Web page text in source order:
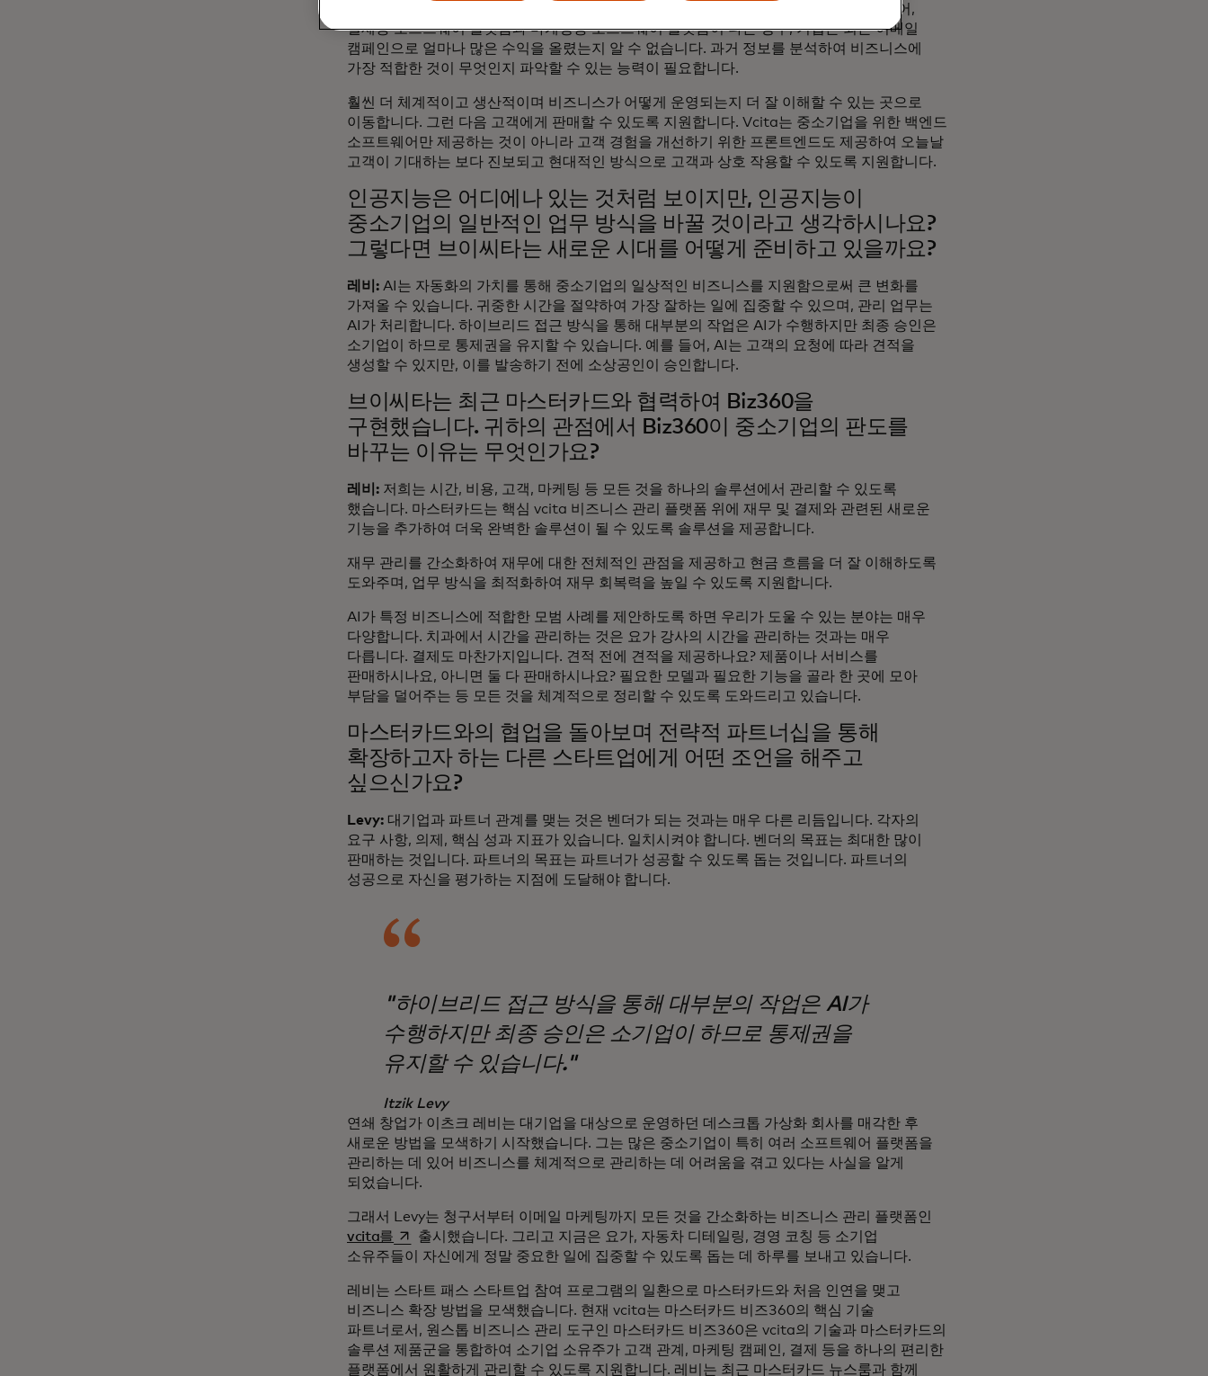
다른 시스템을 사용하게 되고 주요 데이터를 안정적으로 추적할 수 없게 됩니다. 예를 들어,
결제용 소프트웨어 플랫폼과 마케팅용 소프트웨어 플랫폼이 다른 경우, 기업은 최근 이메일
캠페인으로 얼마나 많은 수익을 올렸는지 알 수 없습니다. 과거 정보를 분석하여 비즈니스에
가장 적합한 것이 무엇인지 파악할 수 있는 능력이 필요합니다.
훨씬 더 체계적이고 생산적이며 비즈니스가 어떻게 운영되는지 더 잘 이해할 수 있는 곳으로
이동합니다. 그런 다음 고객에게 판매할 수 있도록 지원합니다. Vcita는 중소기업을 위한 백엔드
소프트웨어만 제공하는 것이 아니라 고객 경험을 개선하기 위한 프론트엔드도 제공하여 오늘날
고객이 기대하는 보다 진보되고 현대적인 방식으로 고객과 상호 작용할 수 있도록 지원합니다.
인공지능은 어디에나 있는 것처럼 보이지만, 인공지능이
중소기업의 일반적인 업무 방식을 바꿀 것이라고 생각하시나요?
그렇다면 브이씨타는 새로운 시대를 어떻게 준비하고 있을까요?
레비: AI는 자동화의 가치를 통해 중소기업의 일상적인 비즈니스를 지원함으로써 큰 변화를
가져올 수 있습니다. 귀중한 시간을 절약하여 가장 잘하는 일에 집중할 수 있으며, 관리 업무는
AI가 처리합니다. 하이브리드 접근 방식을 통해 대부분의 작업은 AI가 수행하지만 최종 승인은
소기업이 하므로 통제권을 유지할 수 있습니다. 예를 들어, AI는 고객의 요청에 따라 견적을
생성할 수 있지만, 이를 발송하기 전에 소상공인이 승인합니다.
브이씨타는 최근 마스터카드와 협력하여 Biz360을
구현했습니다. 귀하의 관점에서 Biz360이 중소기업의 판도를
바꾸는 이유는 무엇인가요?
레비: 저희는 시간, 비용, 고객, 마케팅 등 모든 것을 하나의 솔루션에서 관리할 수 있도록
했습니다. 마스터카드는 핵심 vcita 비즈니스 관리 플랫폼 위에 재무 및 결제와 관련된 새로운
기능을 추가하여 더욱 완벽한 솔루션이 될 수 있도록 솔루션을 제공합니다.
재무 관리를 간소화하여 재무에 대한 전체적인 관점을 제공하고 현금 흐름을 더 잘 이해하도록
도와주며, 업무 방식을 최적화하여 재무 회복력을 높일 수 있도록 지원합니다.
AI가 특정 비즈니스에 적합한 모범 사례를 제안하도록 하면 우리가 도울 수 있는 분야는 매우
다양합니다. 치과에서 시간을 관리하는 것은 요가 강사의 시간을 관리하는 것과는 매우
다릅니다. 결제도 마찬가지입니다. 견적 전에 견적을 제공하나요? 제품이나 서비스를
판매하시나요, 아니면 둘 다 판매하시나요? 필요한 모델과 필요한 기능을 골라 한 곳에 모아
부담을 덜어주는 등 모든 것을 체계적으로 정리할 수 있도록 도와드리고 있습니다.
마스터카드와의 협업을 돌아보며 전략적 파트너십을 통해
확장하고자 하는 다른 스타트업에게 어떤 조언을 해주고
싶으신가요?
Levy: 대기업과 파트너 관계를 맺는 것은 벤더가 되는 것과는 매우 다른 리듬입니다. 각자의
요구 사항, 의제, 핵심 성과 지표가 있습니다. 일치시켜야 합니다. 벤더의 목표는 최대한 많이
판매하는 것입니다. 파트너의 목표는 파트너가 성공할 수 있도록 돕는 것입니다. 파트너의
성공으로 자신을 평가하는 지점에 도달해야 합니다.
"하이브리드 접근 방식을 통해 대부분의 작업은 AI가
수행하지만 최종 승인은 소기업이 하므로 통제권을
유지할 수 있습니다."
Itzik Levy
연쇄 창업가 이츠크 레비는 대기업을 대상으로 운영하던 데스크톱 가상화 회사를 매각한 후
새로운 방법을 모색하기 시작했습니다. 그는 많은 중소기업이 특히 여러 소프트웨어 플랫폼을
관리하는 데 있어 비즈니스를 체계적으로 관리하는 데 어려움을 겪고 있다는 사실을 알게
되었습니다.
그래서 Levy는 청구서부터 이메일 마케팅까지 모든 것을 간소화하는 비즈니스 관리 플랫폼인
vcita를 새 탭에서 열림
출시했습니다. 그리고 지금은 요가, 자동차 디테일링, 경영 코칭 등 소기업
소유주들이 자신에게 정말 중요한 일에 집중할 수 있도록 돕는 데 하루를 보내고 있습니다.
레비는 스타트 패스 스타트업 참여 프로그램의 일환으로 마스터카드와 처음 인연을 맺고
비즈니스 확장 방법을 모색했습니다. 현재 vcita는 마스터카드 비즈360의 핵심 기술
파트너로서, 원스톱 비즈니스 관리 도구인 마스터카드 비즈360은 vcita의 기술과 마스터카드의
솔루션 제품군을 통합하여 소기업 소유주가 고객 관계, 마케팅 캠페인, 결제 등을 하나의 편리한
플랫폼에서 원활하게 관리할 수 있도록 지원합니다. 레비는 최근 마스터카드 뉴스룸과 함께